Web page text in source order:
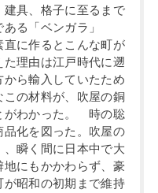
建具、格子に至るまで
る「ベンガラ」
に作るとこんな町が
理由は江戸時代に遡
ら輸入していたため
この材料が、吹屋の銅
がわかった。 時の聡
化を図った。吹屋の
瞬く間に日本中で大
にもかかわらず、豪
昭和の初期まで維持